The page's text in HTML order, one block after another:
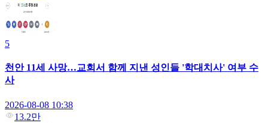
5
천안 11세 사망…교회서 함께 지낸 성인들 '학대치사' 여부 수
사
2026-08-08 10:38
13.2만